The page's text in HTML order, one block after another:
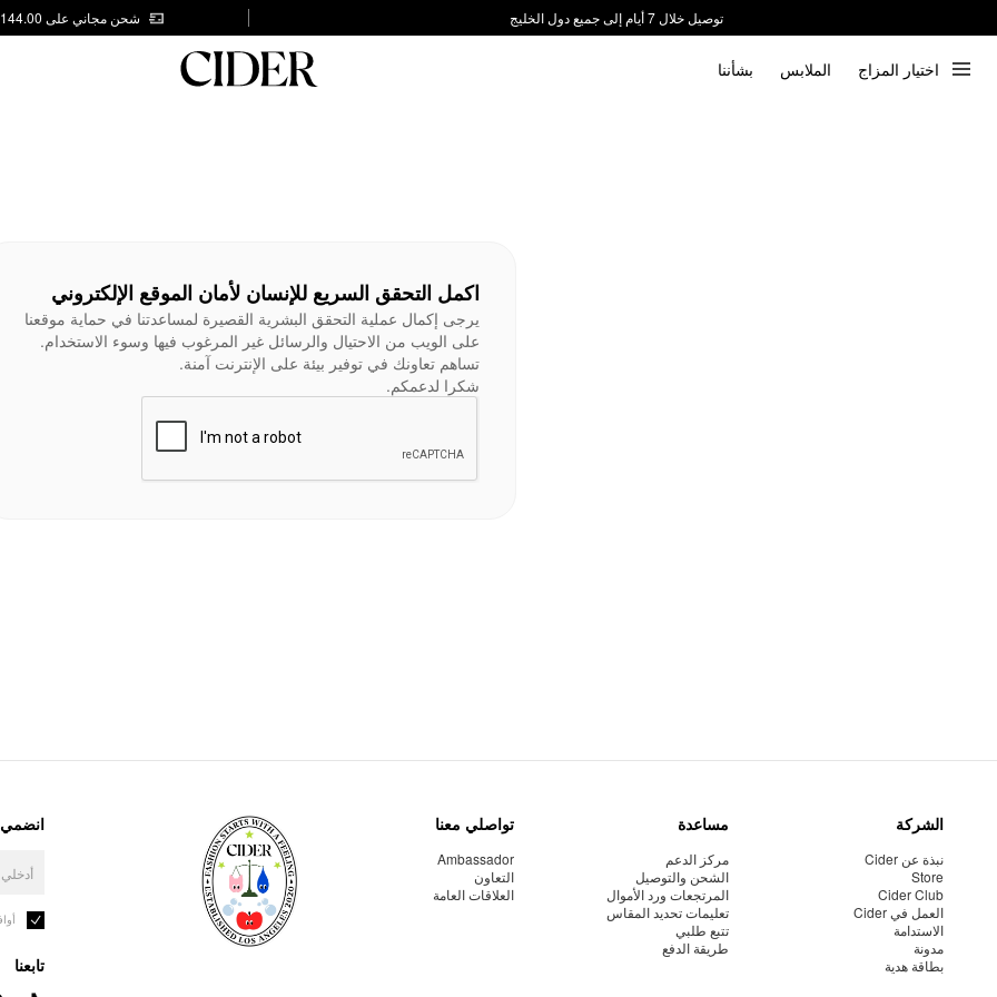
توصيل خلال 7 أيام إلى جميع دول الخليج
شحن مجاني على AED 144.00
اختيار المزاج الملابس بشأننا
اكمل التحقق السريع للإنسان لأمان الموقع الإلكتروني
يرجى إكمال عملية التحقق البشرية القصيرة لمساعدتنا في حماية موقعنا
على الويب من الاحتيال والرسائل غير المرغوب فيها وسوء الاستخدام.
تساهم تعاونك في توفير بيئة على الإنترنت آمنة.
شكرا لدعمكم.
الشركة
نبذة عن Cider
Store
Cider Club
العمل في Cider
الاستدامة
مدونة
بطاقة هدية
مساعدة
مركز الدعم
الشحن والتوصيل
المرتجعات ورد الأموال
تعليمات تحديد المقاس
تتبع طلبي
طريقة الدفع
تواصلي معنا
Ambassador
التعاون
العلاقات العامة
انضمي
تابعنا